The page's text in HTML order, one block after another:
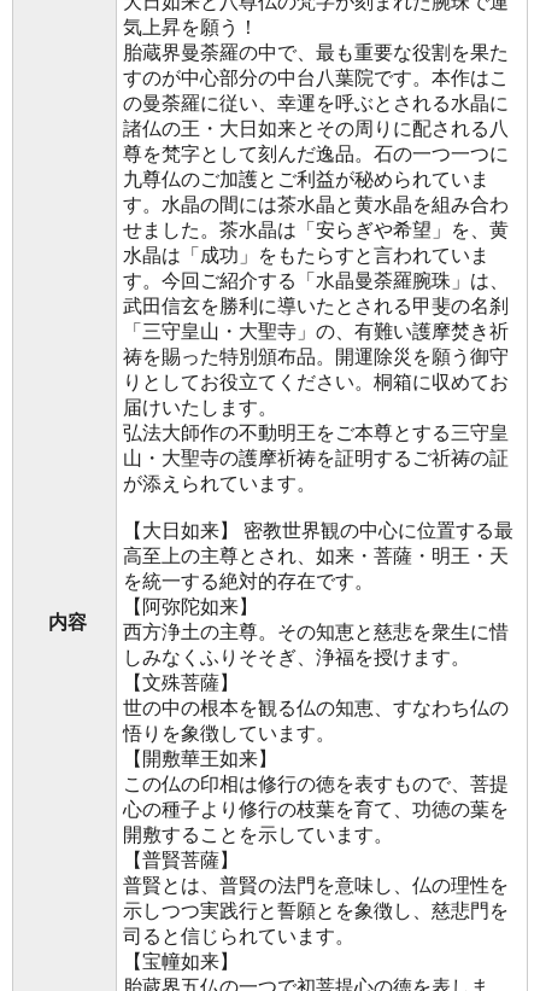
内容
気上昇を願う！
胎蔵界曼荼羅の中で、最も重要な役割を果た
すのが中心部分の中台八葉院です。本作はこ
の曼荼羅に従い、幸運を呼ぶとされる水晶に
諸仏の王・大日如来とその周りに配される八
尊を梵字として刻んだ逸品。石の一つ一つに
九尊仏のご加護とご利益が秘められていま
す。水晶の間には茶水晶と黄水晶を組み合わ
せました。茶水晶は「安らぎや希望」を、黄
水晶は「成功」をもたらすと言われていま
す。今回ご紹介する「水晶曼荼羅腕珠」は、
武田信玄を勝利に導いたとされる甲斐の名刹
「三守皇山・大聖寺」の、有難い護摩焚き祈
祷を賜った特別頒布品。開運除災を願う御守
りとしてお役立てください。桐箱に収めてお
届けいたします。
弘法大師作の不動明王をご本尊とする三守皇
山・大聖寺の護摩祈祷を証明するご祈祷の証
が添えられています。
【大日如来】 密教世界観の中心に位置する最
高至上の主尊とされ、如来・菩薩・明王・天
を統一する絶対的存在です。
【阿弥陀如来】
西方浄土の主尊。その知恵と慈悲を衆生に惜
しみなくふりそそぎ、浄福を授けます。
【文殊菩薩】
世の中の根本を観る仏の知恵、すなわち仏の
悟りを象徴しています。
【開敷華王如来】
この仏の印相は修行の徳を表すもので、菩提
心の種子より修行の枝葉を育て、功徳の葉を
開敷することを示しています。
【普賢菩薩】
普賢とは、普賢の法門を意味し、仏の理性を
示しつつ実践行と誓願とを象徴し、慈悲門を
司ると信じられています。
【宝幢如来】